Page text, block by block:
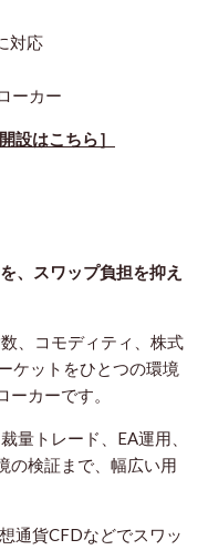
対応
ーカー
設はこちら］
、スワップ負担を抑え
、コモディティ、株式
ケットをひとつの環境
カーです。
量トレード、EA運用、
の検証まで、幅広い用
通貨CFDなどでスワッ